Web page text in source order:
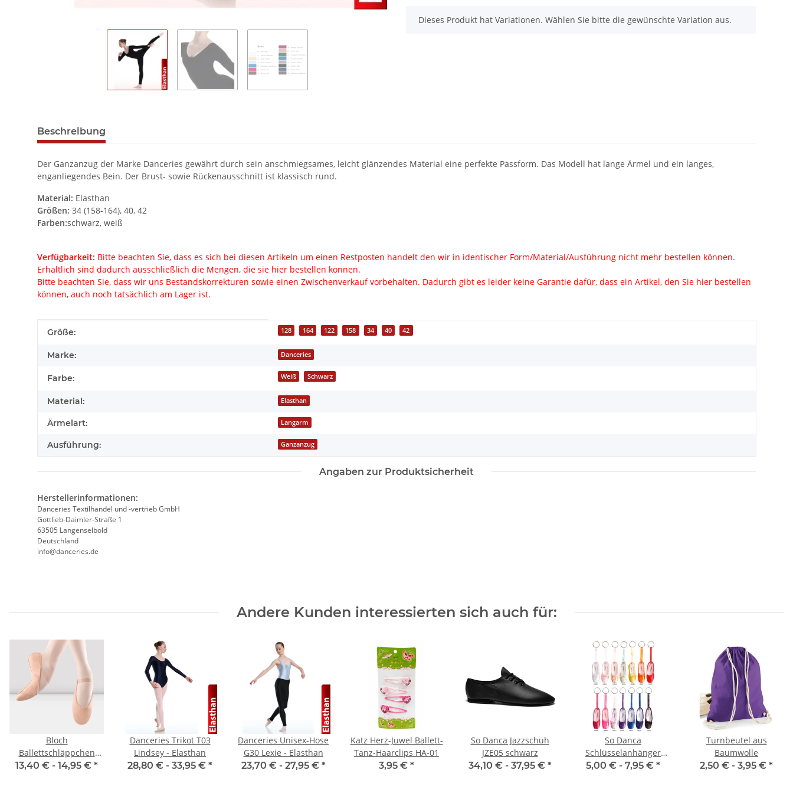
x
Dieses Produkt hat Variationen. Wählen Sie bitte die gewünschte Variation aus.
Beschreibung
Der Ganzanzug der Marke Danceries gewährt durch sein anschmiegsames, leicht glänzendes Material eine perfekte Passform. Das Modell hat lange Ärmel und ein langes,
enganliegendes Bein. Der Brust- sowie Rückenausschnitt ist klassisch rund.
Material: Elasthan
Größen: 34 (158-164), 40, 42
Farben:schwarz, weiß
Verfügbarkeit: Bitte beachten Sie, dass es sich bei diesen Artikeln um einen Restposten handelt den wir in identischer Form/Material/Ausführung nicht mehr bestellen können.
Erhältlich sind dadurch ausschließlich die Mengen, die sie hier bestellen können.
Bitte beachten Sie, dass wir uns Bestandskorrekturen sowie einen Zwischenverkauf vorbehalten. Dadurch gibt es leider keine Garantie dafür, dass ein Artikel, den Sie hier bestellen
können, auch noch tatsächlich am Lager ist.
Produkteigenschaft
Wert
Größe: 128 164 122 158 34 40 42
Marke: Danceries
Farbe: Weiß Schwarz
Material: Elasthan
Ärmelart: Langarm
Ausführung: Ganzanzug
Angaben zur Produktsicherheit
Herstellerinformationen:
Danceries Textilhandel und -vertrieb GmbH
Gottlieb-Daimler-Straße 1
63505 Langenselbold
Deutschland
info@danceries.de
Andere Kunden interessierten sich auch für:
Bloch
Ballettschläppchen
S0209L Arise - Damen
13,40 € - 14,95 € *
Danceries Trikot T03
Lindsey - Elasthan
28,80 € - 33,95 € *
Danceries Unisex-Hose
G30 Lexie - Elasthan
23,70 € - 27,95 € *
Katz Herz-Juwel Ballett-
Tanz-Haarclips HA-01
3,95 € *
So Danca Jazzschuh
JZE05 schwarz
34,10 € - 37,95 € *
So Danca
Schlüsselanhänger
KCE01 Mini
5,00 € - 7,95 € *
Turnbeutel aus
Baumwolle
2,50 € - 3,95 € *